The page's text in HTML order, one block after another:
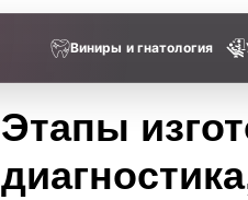
Виниры и гнатология
Этапы